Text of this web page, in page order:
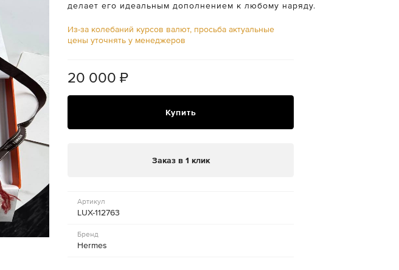
делает его идеальным дополнением к любому наряду.
Из-за колебаний курсов валют, просьба актуальные
цены уточнять у менеджеров
20 000 ₽
Купить
Заказ в 1 клик
Артикул
LUX-112763
Бренд
Hermes